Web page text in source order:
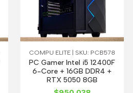
COMPU ELITE | SKU: PCB578
PC Gamer Intel i5 12400F
6-Core + 16GB DDR4 +
RTX 5050 8GB